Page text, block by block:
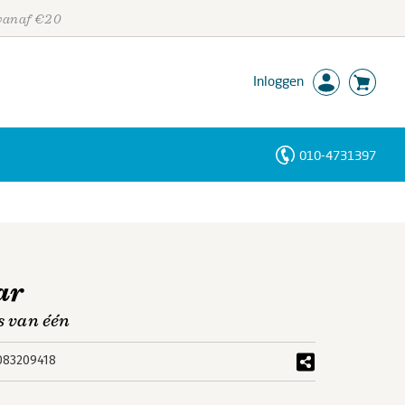
€20
Inloggen
010-4731397
van één
Personen